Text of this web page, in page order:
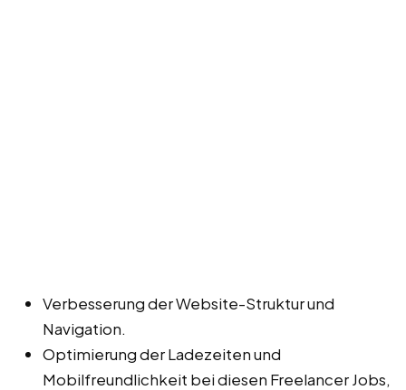
Verbesserung der Website-Struktur und
Navigation.
Optimierung der Ladezeiten und
Mobilfreundlichkeit bei diesen Freelancer Jobs,